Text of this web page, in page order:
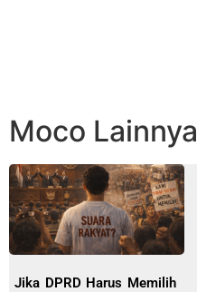
Moco Lainnya
Jika DPRD Harus Memilih